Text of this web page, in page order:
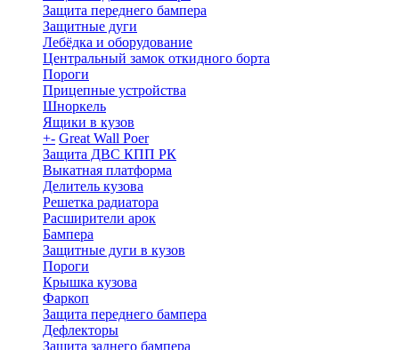
Защита переднего бампера
Защитные дуги
Лебёдка и оборудование
Центральный замок откидного борта
Пороги
Прицепные устройства
Шноркель
Ящики в кузов
+- Great Wall Poer
Защита ДВС КПП РК
Выкатная платформа
Делитель кузова
Решетка радиатора
Расширители арок
Бампера
Защитные дуги в кузов
Пороги
Крышка кузова
Фаркоп
Защита переднего бампера
Дефлекторы
Защита заднего бампера